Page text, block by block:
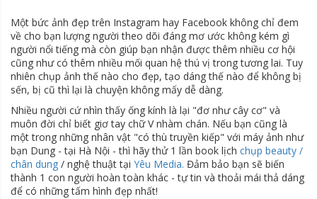
Một bức ảnh đẹp trên Instagram hay Facebook không chỉ đem
về cho bạn lượng người theo dõi đáng mơ ước không kém gì
người nổi tiếng mà còn giúp bạn nhận được thêm nhiều cơ hội
cũng như có thêm nhiều mối quan hệ thú vị trong tương lai. Tuy
nhiên chụp ảnh thế nào cho đẹp, tạo dáng thế nào để không bị
sến, bị cũ thì lại là chuyện không mấy dễ dàng.
Nhiều người cứ nhìn thấy ống kính là lại "đơ như cây cơ" và
muôn đời chỉ biết giơ tay chữ V nhàm chán. Nếu bạn cũng là
một trong những nhân vật "có thù truyền kiếp" với máy ảnh như
bạn Dung - tại Hà Nội - thì hãy thử 1 lần book lịch chụp beauty /
chân dung / nghệ thuật tại Yêu Media. Đảm bảo bạn sẽ biến
thành 1 con người hoàn toàn khác - tự tin và thoải mái thả dáng
để có những tấm hình đẹp nhất!